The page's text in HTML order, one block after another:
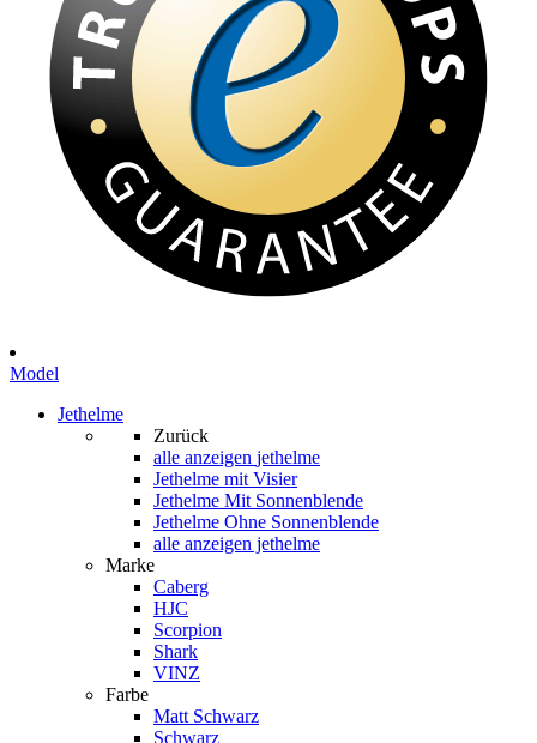
Model
Jethelme
Zurück
alle anzeigen jethelme
Jethelme mit Visier
Jethelme Mit Sonnenblende
Jethelme Ohne Sonnenblende
alle anzeigen jethelme
Marke
Caberg
HJC
Scorpion
Shark
VINZ
Farbe
Matt Schwarz
Schwarz